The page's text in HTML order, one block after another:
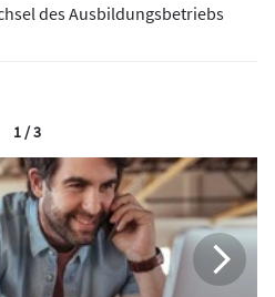
des Ausbildungsbetriebs
1 / 3